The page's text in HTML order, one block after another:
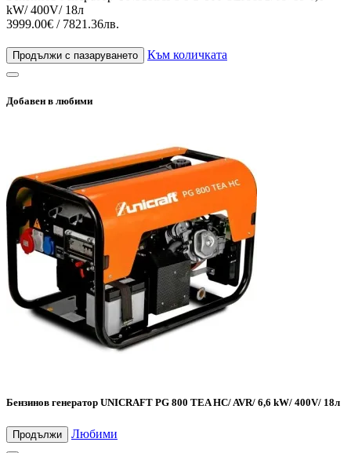
kW/ 400V/ 18л
3999.00€ / 7821.36лв.
Продължи с пазаруването Към количката
Добавен в любими
Бензинов генератор UNICRAFT PG 800 TEA HC/ AVR/ 6,6 kW/ 400V/ 18л
Продължи Любими